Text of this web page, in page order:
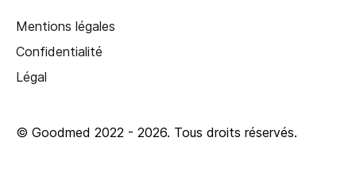
Mentions légales
Confidentialité
Légal
© Goodmed 2022 - 2026. Tous droits réservés.